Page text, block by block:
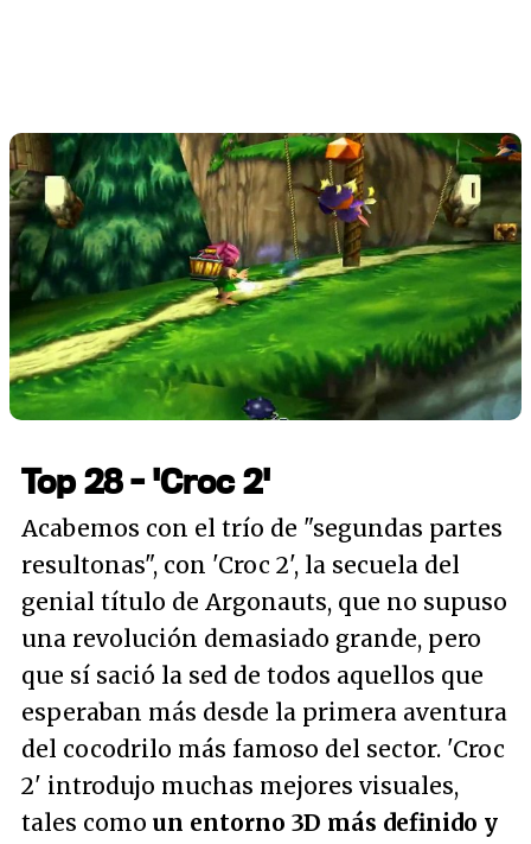
Top 28 - 'Croc 2'
Acabemos con el trío de "segundas partes
resultonas", con 'Croc 2', la secuela del
genial título de Argonauts, que no supuso
una revolución demasiado grande, pero
que sí sació la sed de todos aquellos que
esperaban más desde la primera aventura
del cocodrilo más famoso del sector. 'Croc
2' introdujo muchas mejores visuales,
tales como un entorno 3D más definido y